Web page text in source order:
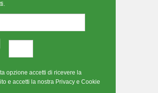
opzione accetti di ricevere la
e accetti la nostra Privacy e Cookie